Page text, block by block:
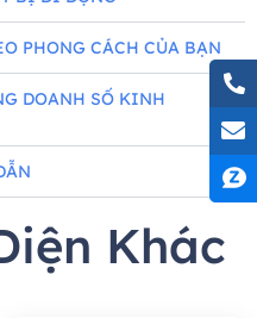
PHONG CÁCH CỦA BẠN
DOANH SỐ KINH
Khác